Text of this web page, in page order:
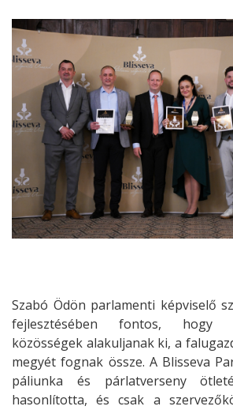
Szabó Ödön parlamenti képviselő
fejlesztésében fontos, hogy
közösségek alakuljanak ki, a
megyét fognak össze. A Blisseva
páliunka és párlatverseny
hasonlította, és csak a